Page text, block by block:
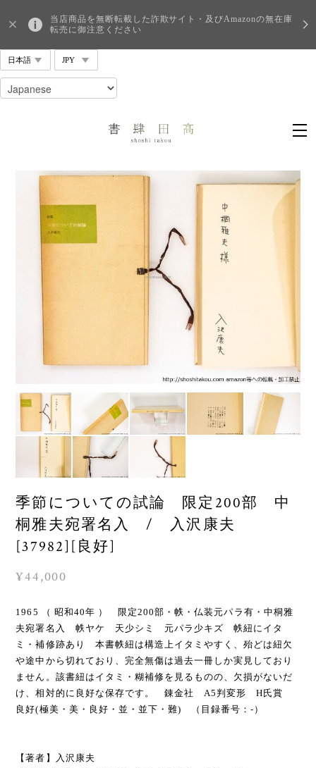
当店商品を無断転載した詐欺サイト・及びAmazonの無在庫
転売に御注意ください
季節についての試論 限定200部 中
桐雅夫宛署名入 / 入沢康夫
[37982][良好]
¥44,000
1965 （ 昭和40年 ） 限定200部・帙・仏装元パラ有・中桐雅
夫宛署名入 帙ヤケ 天少シミ 元パラ少キズ 帙紐にイタ
ミ・補修跡あり 本書帙紐は構造上イタミやすく、殆どは紐欠
や途中から切れており、完全無傷は過去一冊しか実見しており
ません。該書紐はイタミ・糊補修を見るものの、欠損がないだ
け、相対的に良好な保存です。 錬金社 A5判変形 H氏賞
良好(極美・美・良好・並・並下・難) （目録番号：-）
【著者】入沢康夫